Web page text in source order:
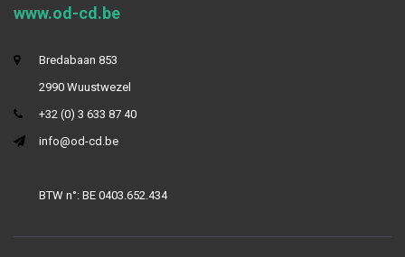
www.od-cd.be
Bredabaan 853
2990 Wuustwezel
+32 (0) 3 633 87 40
info@od-cd.be
BTW n°: BE 0403.652.434